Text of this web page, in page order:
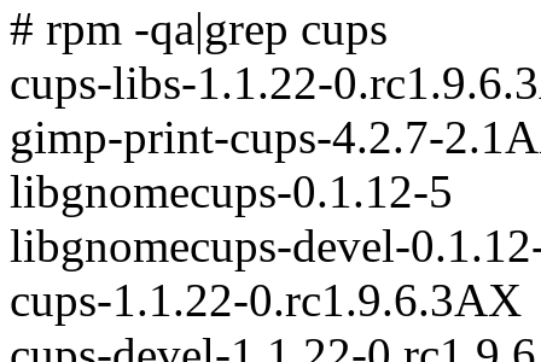
# rpm -qa|grep cups
cups-libs-1.1.22-
gimp-print-cups-4.2.7-
libgnomecups-0.1.12-5
libgnomecups-devel-
cups-1.1.22-0.rc1.9.6.3AX